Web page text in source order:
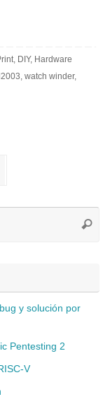
, DIY, Hardware
, watch winder,
y solución por
Pentesting 2
V